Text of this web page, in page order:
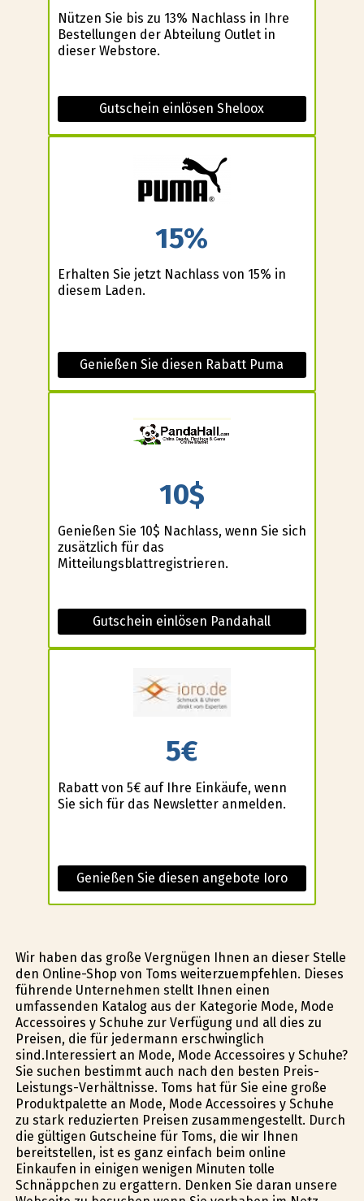
Nützen Sie bis zu 13% Nachlass in Ihre
Bestellungen der Abteilung Outlet in
dieser Webstore.
Gutschein einlösen Sheloox
15%
Erhalten Sie jetzt Nachlass von 15% in
diesem Laden.
Genießen Sie diesen Rabatt Puma
10$
Genießen Sie 10$ Nachlass, wenn Sie sich
zusätzlich für das
Mitteilungsblattregistrieren.
Gutschein einlösen Pandahall
5€
Rabatt von 5€ auf Ihre Einkäufe, wenn
Sie sich für das Newsletter anmelden.
Genießen Sie diesen angebote Ioro
Wir haben das große Vergnügen Ihnen an dieser Stelle
den Online-Shop von Toms weiterzuempfehlen. Dieses
führende Unternehmen stellt Ihnen einen
umfassenden Katalog aus der Kategorie Mode, Mode
Accessoires y Schuhe zur Verfügung und all dies zu
Preisen, die für jedermann erschwinglich
sind.Interessiert an Mode, Mode Accessoires y Schuhe?
Sie suchen bestimmt auch nach den besten Preis-
Leistungs-Verhältnisse. Toms hat für Sie eine große
Produktpalette an Mode, Mode Accessoires y Schuhe
zu stark reduzierten Preisen zusammengestellt. Durch
die gültigen Gutscheine für Toms, die wir Ihnen
bereitstellen, ist es ganz einfach beim online
Einkaufen in einigen wenigen Minuten tolle
Schnäppchen zu ergattern. Denken Sie daran unsere